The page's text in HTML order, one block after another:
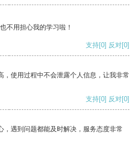
不用担心我的学习啦！
支持[0] 反对[0]
，使用过程中不会泄露个人信息，让我非常
支持[0] 反对[0]
，遇到问题都能及时解决，服务态度非常